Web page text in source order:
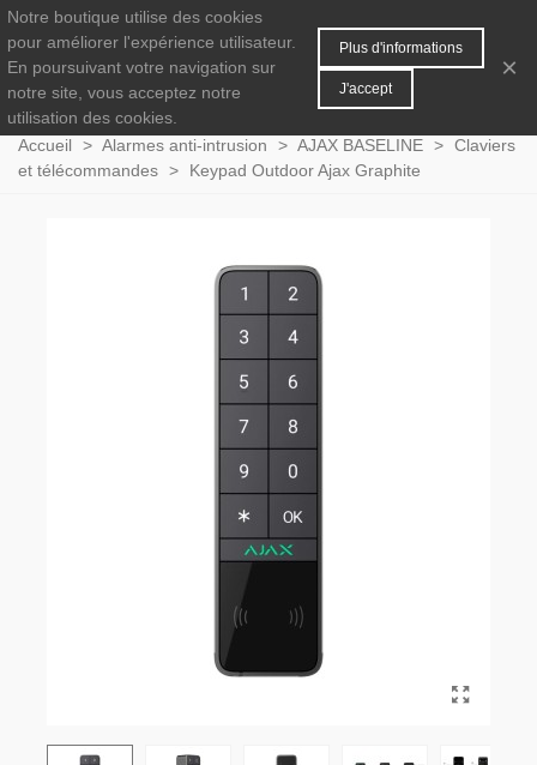
0 MENU
Accueil > Alarmes anti-intrusion > AJAX BASELINE > Claviers
et télécommandes > Keypad Outdoor Ajax Graphite
Notre boutique utilise des cookies
pour améliorer l'expérience utilisateur.
En poursuivant votre navigation sur
notre site, vous acceptez notre
utilisation des cookies.
Plus d'informations
J'accept
×